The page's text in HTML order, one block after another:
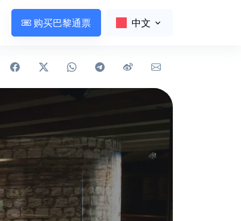
购买巴黎通票 中文